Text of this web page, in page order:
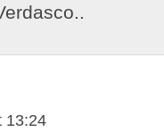
13:24